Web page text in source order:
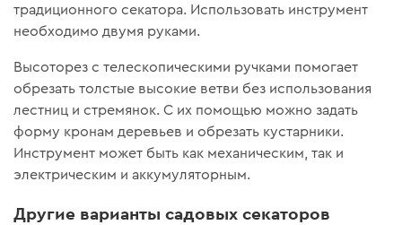
традиционного секатора. Использовать инструмент
необходимо двумя руками.
Высоторез с телескопическими ручками помогает
обрезать толстые высокие ветви без использования
лестниц и стремянок. С их помощью можно задать
форму кронам деревьев и обрезать кустарники.
Инструмент может быть как механическим, так и
электрическим и аккумуляторным.
Другие варианты садовых секаторов